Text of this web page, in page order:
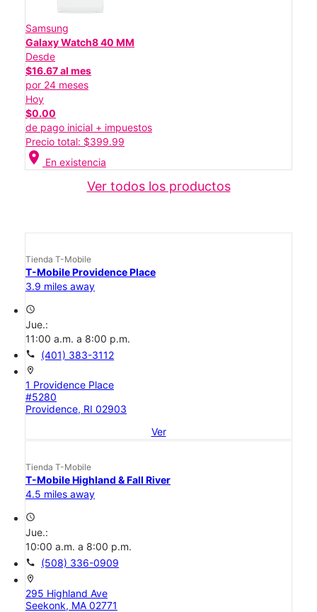
Samsung
Galaxy Watch8 40 MM
Desde
$16.67 al mes
por 24 meses
Hoy
$0.00
de pago inicial + impuestos
Precio total: $399.99
location_on En existencia
Ver todos los productos
Tienda T-Mobile
T-Mobile Providence Place
3.9 miles away
access_time
Jue.:
11:00 a.m. a 8:00 p.m.
call (401) 383-3112
location_on
1 Providence Place
#5280
Providence, RI 02903
Ver
Tienda T-Mobile
T-Mobile Highland & Fall River
4.5 miles away
access_time
Jue.:
10:00 a.m. a 8:00 p.m.
call (508) 336-0909
location_on
295 Highland Ave
Seekonk, MA 02771